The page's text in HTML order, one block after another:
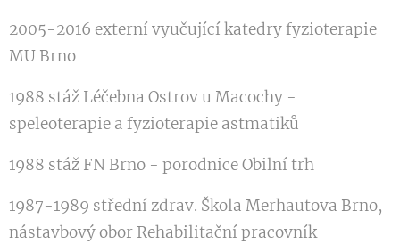
2005-2016 externí vyučující katedry fyzioterapie
MU Brno
1988 stáž Léčebna Ostrov u Macochy -
speleoterapie a fyzioterapie astmatiků
1988 stáž FN Brno - porodnice Obilní trh
1987-1989 střední zdrav. Škola Merhautova Brno,
nástavbový obor Rehabilitační pracovník